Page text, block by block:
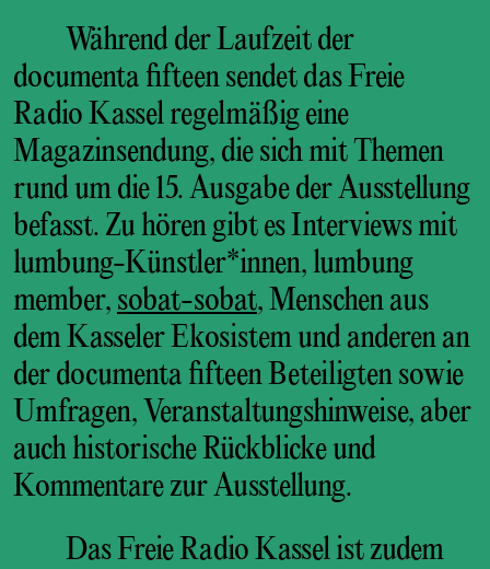
Während der Laufzeit der
documenta fifteen sendet das Freie
Radio Kassel regelmäßig eine
Magazinsendung, die sich mit Themen
rund um die 15. Ausgabe der Ausstellung
befasst. Zu hören gibt es Interviews mit
lumbung-Künstler*innen, lumbung
member, sobat-sobat, Menschen aus
dem Kasseler Ekosistem und anderen an
der documenta fifteen Beteiligten sowie
Umfragen, Veranstaltungshinweise, aber
auch historische Rückblicke und
Kommentare zur Ausstellung.
Das Freie Radio Kassel ist zudem